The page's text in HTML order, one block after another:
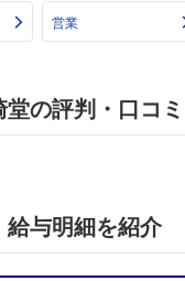
営業
の評判・口コミ
与明細を紹介